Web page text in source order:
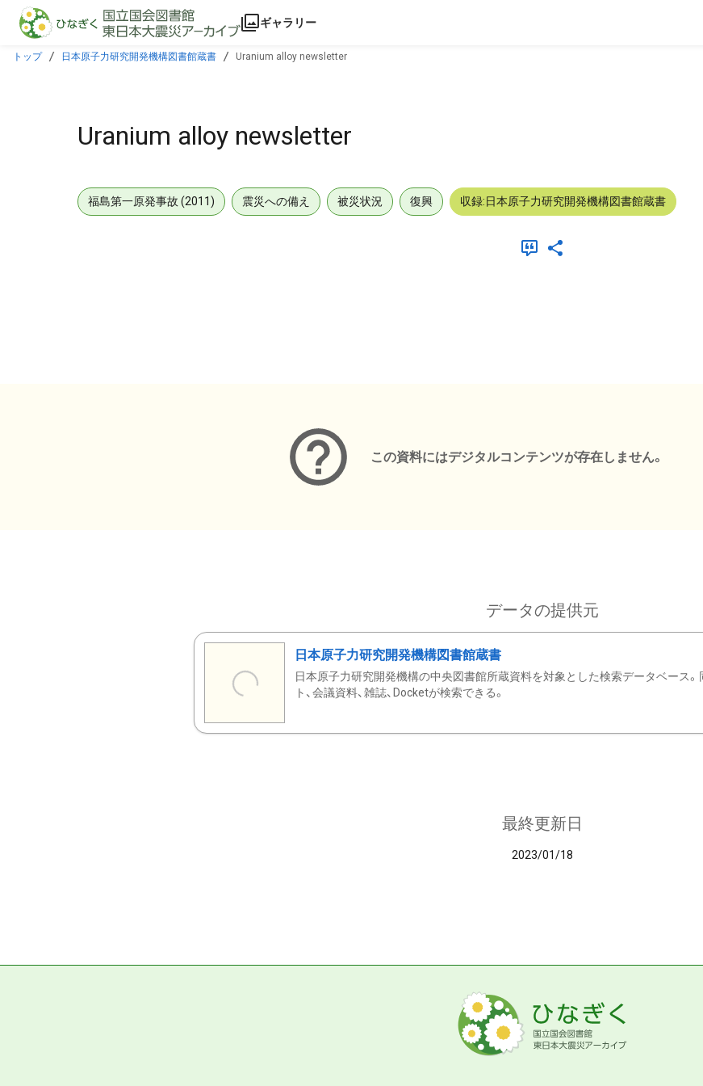
本文に飛ぶ
ギャラリー
トップ 日本原子力研究開発機構図書館蔵書 Uranium alloy newsletter
Uranium alloy newsletter
福島第一原発事故 (2011) 震災への備え 被災状況 復興 収録:日本原子力研究開発機構図書館蔵書
この資料にはデジタルコンテンツが存在しません。
データの提供元
日本原子力研究開発機構図書館蔵書
日本原子力研究開発機構の中央図書館所蔵資料を対象とした検索データベース。
ト、会議資料、雑誌、Docketが検索できる。
最終更新日
2023/01/18